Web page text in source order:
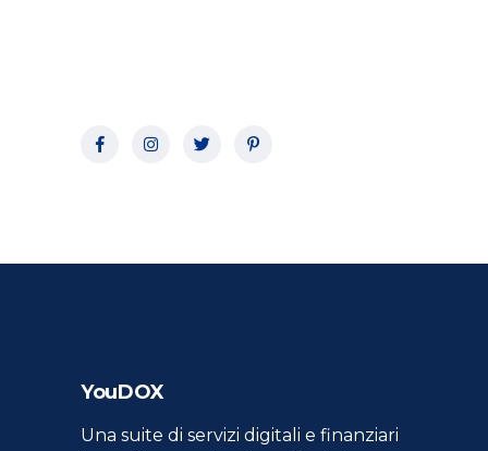
YouDOX
Una suite di servizi digitali e finanziari